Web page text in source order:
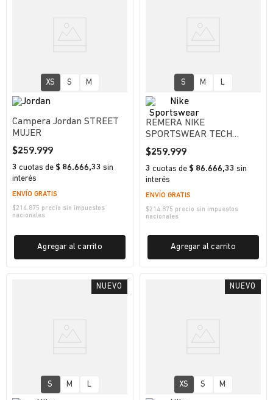
XS S M
Campera Jordan STREET
MUJER
$259.999
3 cuotas de $ 86.666,33 sin
interés
ENVÍO GRATIS
$214.875 precio sin impuestos
nacionales
Agregar al carrito
S M L
REMERA NIKE
SPORTSWEAR TECH
HOMBRE
$259.999
3 cuotas de $ 86.666,33 sin
interés
ENVÍO GRATIS
$214.875 precio sin impuestos
nacionales
Agregar al carrito
S M L XS S M